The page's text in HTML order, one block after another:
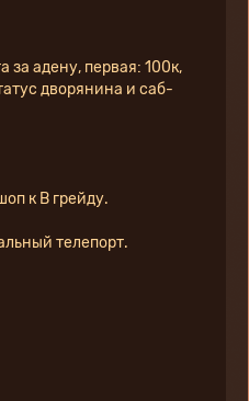
за адену, первая: 100к,
дворянина и саб-
к B грейду.
телепорт.